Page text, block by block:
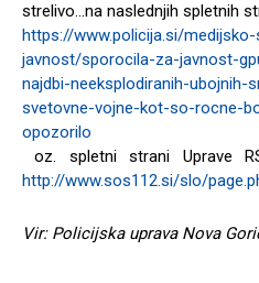
strelivo…na naslednjih spletnih
https://www.policija.si/
javnost/sporocila-za-javnost-
najdbi-neeksplodiranih-ubojnih-
svetovne-vojne-kot-so-rocne-
opozorilo
oz. spletni strani Uprave
http://www.sos112.si/slo/
Vir: Policijska uprava Nova